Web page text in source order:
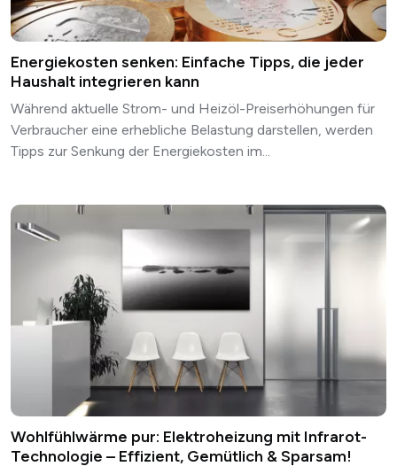
Energiekosten senken: Einfache Tipps, die jeder
Haushalt integrieren kann
Während aktuelle Strom- und Heizöl-Preiserhöhungen für
Verbraucher eine erhebliche Belastung darstellen, werden
Tipps zur Senkung der Energiekosten im...
Wohlfühlwärme pur: Elektroheizung mit Infrarot-
Technologie – Effizient, Gemütlich & Sparsam!